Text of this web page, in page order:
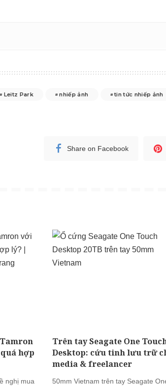
Leitz Park nhiếp ảnh
tin tức nhiếp ảnh
Share on Facebook
hợp
nghị mua
Trên tay Seagate One
Desktop: cứu tinh lưu trữ
media & freelancer
50mm Vietnam trên tay Seagate